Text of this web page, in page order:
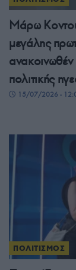
Μάρω
μεγάλης
ανακοινωθέν
πολιτικής
15/07/2026 -
ΠΟΛΙΤΙΣΜΟΣ